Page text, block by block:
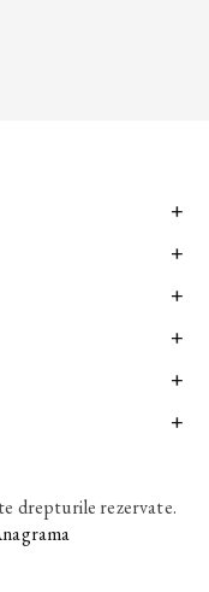
drepturile rezervate.